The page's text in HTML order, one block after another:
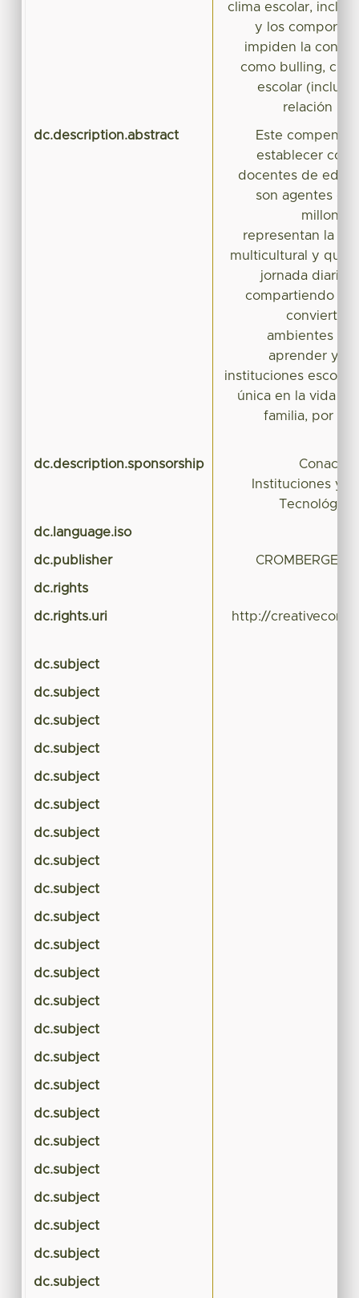
clima escolar,
y los
impiden la
como bulling,
escolar
relación
dc.description.abstract
Este
establecer
docentes de
son agentes de
millones
representan la
multicultural y que
jornada diaria
compartiendo
convierten
ambientes
aprender y
instituciones
única en la vida
familia, por su
dc.description.sponsorship
Conacyt:
Instituciones y
dc.language.iso
dc.publisher CROMBERGER
dc.rights
dc.rights.uri http://
dc.subject
dc.subject
dc.subject
dc.subject
dc.subject
dc.subject
dc.subject
dc.subject
dc.subject
dc.subject
dc.subject
dc.subject
dc.subject
dc.subject
dc.subject
dc.subject
dc.subject
dc.subject
dc.subject
dc.subject
dc.subject
dc.subject
dc.subject